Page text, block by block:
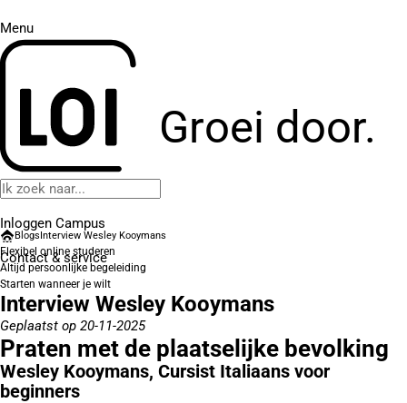
Menu
Groei door.
Inloggen Campus
Contact& service
BlogsInterview Wesley Kooymans
Flexibel online studeren
Altijd persoonlijke begeleiding
Starten wanneer je wilt
Interview Wesley Kooymans
Geplaatst op 20-11-2025
Praten met de plaatselijke bevolking
Wesley Kooymans, Cursist Italiaans voor
beginners